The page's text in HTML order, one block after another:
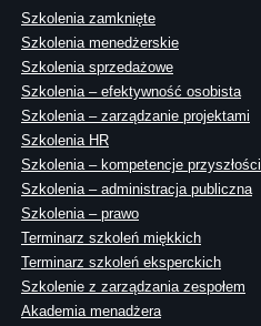
Szkolenia zamknięte
Szkolenia menedżerskie
Szkolenia sprzedażowe
Szkolenia – efektywność osobista
Szkolenia – zarządzanie projektami
Szkolenia HR
Szkolenia – kompetencje przyszłości
Szkolenia – administracja publiczna
Szkolenia – prawo
Terminarz szkoleń miękkich
Terminarz szkoleń eksperckich
Szkolenie z zarządzania zespołem
Akademia menadżera